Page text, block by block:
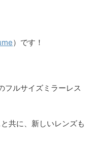
）です！
フルサイズミラーレス
共に、新しいレンズも